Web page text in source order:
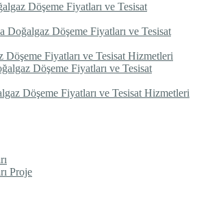
Döşeme Fiyatları ve Tesisat
Doğalgaz Döşeme Fiyatları ve Tesisat
Döşeme Fiyatları ve Tesisat Hizmetleri
Döşeme Fiyatları ve Tesisat
Döşeme Fiyatları ve Tesisat Hizmetleri
Proje